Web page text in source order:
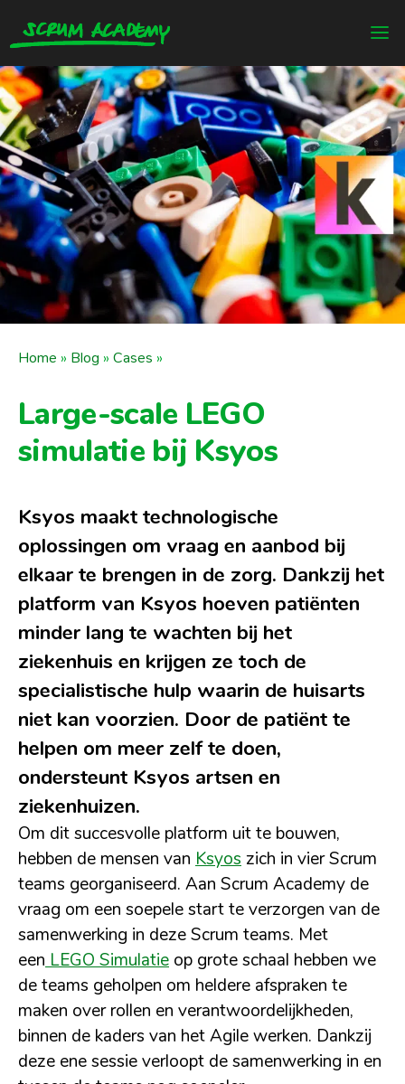
Home » Blog » Cases »
Large-scale LEGO
simulatie bij Ksyos
Ksyos maakt technologische
oplossingen om vraag en aanbod bij
elkaar te brengen in de zorg. Dankzij het
platform van Ksyos hoeven patiënten
minder lang te wachten bij het
ziekenhuis en krijgen ze toch de
specialistische hulp waarin de huisarts
niet kan voorzien. Door de patiënt te
helpen om meer zelf te doen,
ondersteunt Ksyos artsen en
ziekenhuizen.
Om dit succesvolle platform uit te bouwen,
hebben de mensen van Ksyos zich in vier Scrum
teams georganiseerd. Aan Scrum Academy de
vraag om een soepele start te verzorgen van de
samenwerking in deze Scrum teams. Met
een LEGO Simulatie op grote schaal hebben we
de teams geholpen om heldere afspraken te
maken over rollen en verantwoordelijkheden,
binnen de kaders van het Agile werken. Dankzij
deze ene sessie verloopt de samenwerking in en